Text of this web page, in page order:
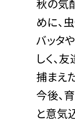
秋の気
めに、
バッタ
しく、
捕まえ
今後、
と意気